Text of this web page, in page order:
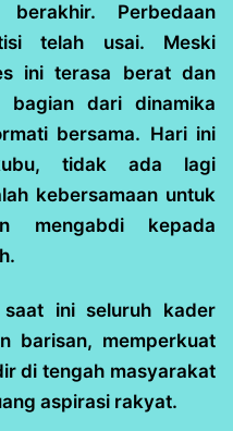
Perbedaan
telah usai. Meski
ini terasa berat dan
bagian dari dinamika
bersama. Hari ini
tidak ada lagi
kebersamaan untuk
mengabdi kepada
ini seluruh kader
barisan, memperkuat
di tengah masyarakat
aspirasi rakyat.